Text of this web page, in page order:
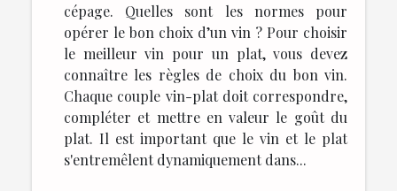
cépage. Quelles sont les normes pour
opérer le bon choix d’un vin ? Pour choisir
le meilleur vin pour un plat, vous devez
connaître les règles de choix du bon vin.
Chaque couple vin-plat doit correspondre,
compléter et mettre en valeur le goût du
plat. Il est important que le vin et le plat
s'entremêlent dynamiquement dans...